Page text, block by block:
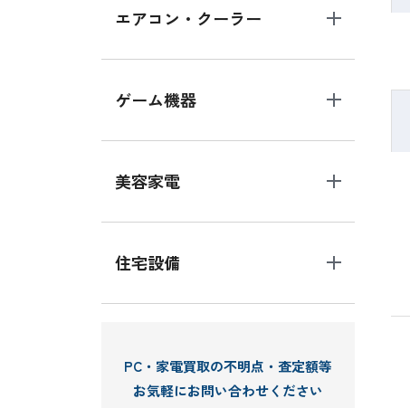
エアコン・クーラー
ゲーム機器
美容家電
住宅設備
PC・家電買取の不明点・査定額等
お気軽にお問い合わせください